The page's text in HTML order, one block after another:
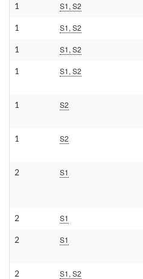
1 S1, S2
1 S1, S2
1 S1, S2
1 S1, S2
1 S2
1 S2
2 S1
2 S1
2 S1
2 S1, S2